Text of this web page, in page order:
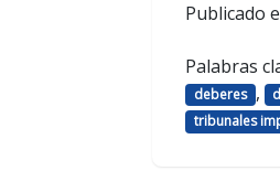
Publicado
Palabras
deberes ,
tribunales